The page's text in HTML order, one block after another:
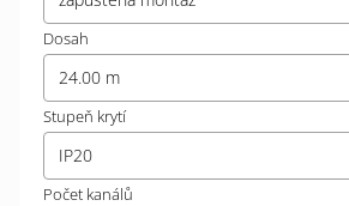
Dosah
24.00 m
Stupeň krytí
IP20
Počet kanálů